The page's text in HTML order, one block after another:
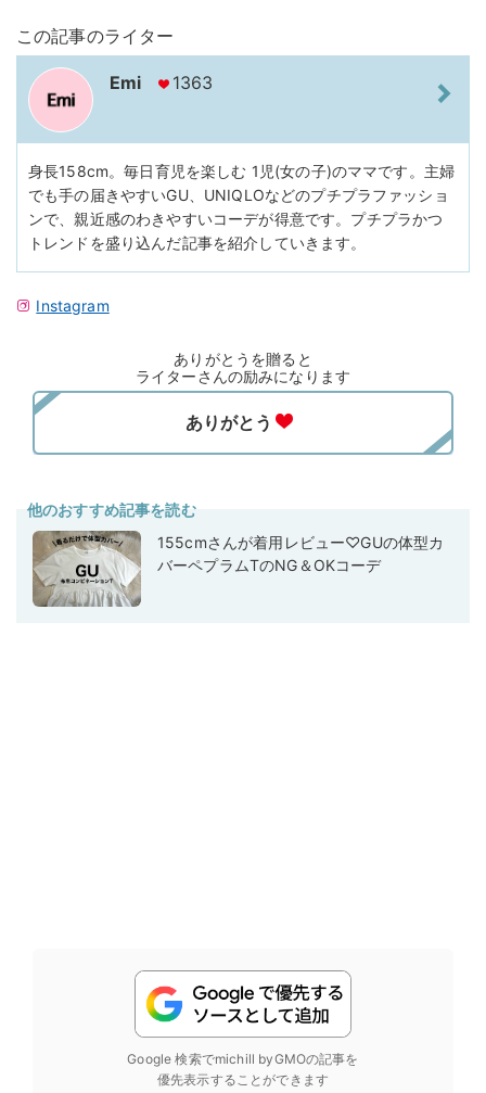
この記事のライター
Emi 1363
身長158cm。毎日育児を楽しむ 1児(女の子)のママです。主婦
でも手の届きやすいGU、UNIQLOなどのプチプラファッショ
ンで、親近感のわきやすいコーデが得意です。プチプラかつ
トレンドを盛り込んだ記事を紹介していきます。
Instagram
ありがとうを贈ると
ライターさんの励みになります
他のおすすめ記事を読む
155cmさんが着用レビュー♡GUの体型カ
バーペプラムTのNG＆OKコーデ
Google 検索でmichill byGMOの記事を
優先表示することができます